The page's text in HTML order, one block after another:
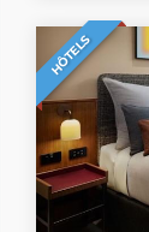
HÔTELS